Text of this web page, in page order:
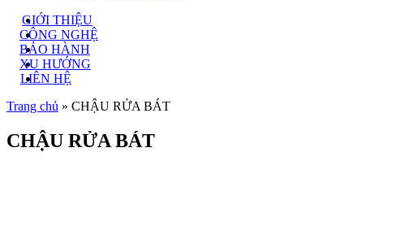
GIỚI THIỆU
CÔNG NGHỆ
BẢO HÀNH
XU HƯỚNG
LIÊN HỆ
Trang chủ » CHẬU RỬA BÁT
CHẬU RỬA BÁT